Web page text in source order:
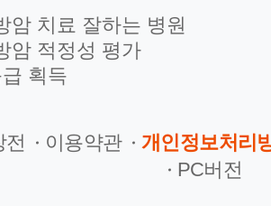
암 치료 잘하는 병원
암 적정성 평가
획득
전 이용약관
개인정보처리
PC버전